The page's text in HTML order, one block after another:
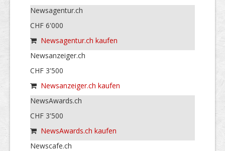
Newsagentur.ch
CHF 6'000
Newsagentur.ch kaufen
Newsanzeiger.ch
CHF 3'500
Newsanzeiger.ch kaufen
NewsAwards.ch
CHF 3'500
NewsAwards.ch kaufen
Newscafe.ch